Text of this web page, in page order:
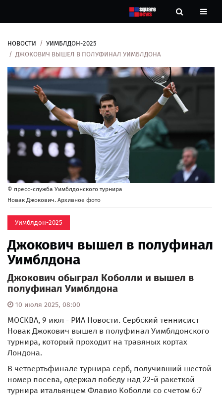
Новости
Рубрики
Контакты
О
нас
НОВОСТИ
УИМБЛДОН-2025
ДЖОКОВИЧ ВЫШЕЛ В ПОЛУФИНАЛ УИМБЛДОНА
© пресс-служба Уимблдонского турнира
Новак Джокович. Архивное фото
Уимблдон-2025
Джокович вышел в полуфинал
Уимблдона
Джокович обыграл Коболли и вышел в
полуфинал Уимблдона
10 июля 2025, 08:00
МОСКВА, 9 июл - РИА Новости. Сербский теннисист
Новак Джокович вышел в полуфинал Уимблдонского
турнира, который проходит на травяных кортах
Лондона.
В четвертьфинале турнира серб, получивший шестой
номер посева, одержал победу над 22-й ракеткой
турнира итальянцем Флавио Коболли со счетом 6:7